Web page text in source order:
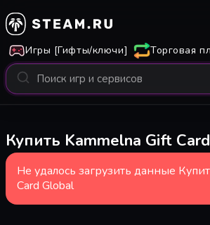
Игры [Гифты/ключи] Торговая
Купить Kammelna Gift
Не удалось загрузить данные
Card Global